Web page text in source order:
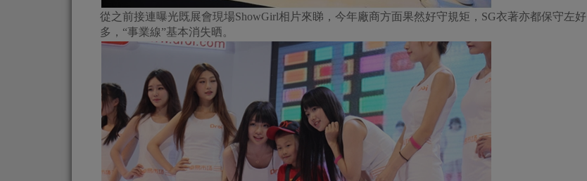
從之前接連曝光既展會現場ShowGirl相片來睇，今年廠商方面果然好守規矩，SG衣著亦都保守左好
多，“事業線”基本消失晒。